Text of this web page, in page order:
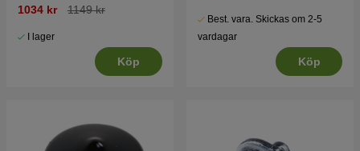
1034 kr 1149 kr
I lager
Köp
Best. vara. Skickas om 2-5
vardagar
Köp